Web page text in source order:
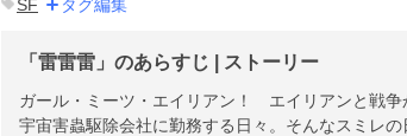
SF タグ編集
「雷雷雷」のあらすじ | ストーリー
ガール・ミーツ・エイリアン！ エイリアンと戦
宇宙害蟲駆除会社に勤務する日々。そんなスミレ